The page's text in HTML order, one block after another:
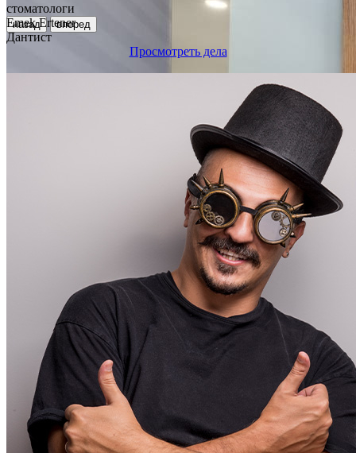
назад вперед
стоматологи
Emek Ertener
Дантист
Просмотреть дела